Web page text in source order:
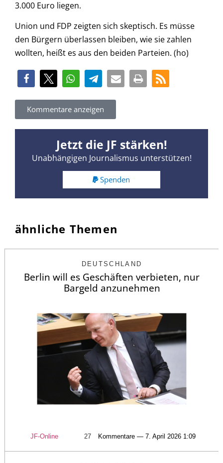
3.000 Euro liegen.
Union und FDP zeigten sich skeptisch. Es müsse
den Bürgern überlassen bleiben, wie sie zahlen
wollten, heißt es aus den beiden Parteien. (ho)
Kommentare anzeigen
Jetzt die JF stärken!
Unabhängigen Journalismus unterstützen!
Spenden
ähnliche Themen
DEUTSCHLAND
Berlin will es Geschäften verbieten, nur
Bargeld anzunehmen
JF-Online 27 Kommentare — 7. April 2026 1:09